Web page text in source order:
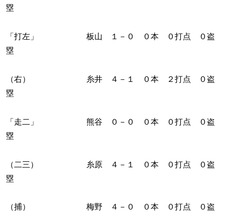
塁
「打左」 板山 １－０ ０本 ０打点 ０盗
塁
（右） 糸井 ４－１ ０本 ２打点 ０盗
塁
「走二」 熊谷 ０－０ ０本 ０打点 ０盗
塁
（二三） 糸原 ４－１ ０本 ０打点 ０盗
塁
（捕） 梅野 ４－０ ０本 ０打点 ０盗